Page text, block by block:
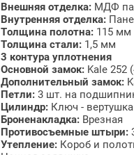
Внешняя отделка: МДФ
Внутренняя отделка:
Толщина полотна: 115 мм
Толщина стали: 1,5 мм
3 контура уплотнения
Основной замок: Kale 252
Дополнительный замок:
Петли: 3 шт. на
Цилиндр: Ключ - вертушка
Броненакладка: Врезная
Противосъемные штыри:
Утепление: Короб и